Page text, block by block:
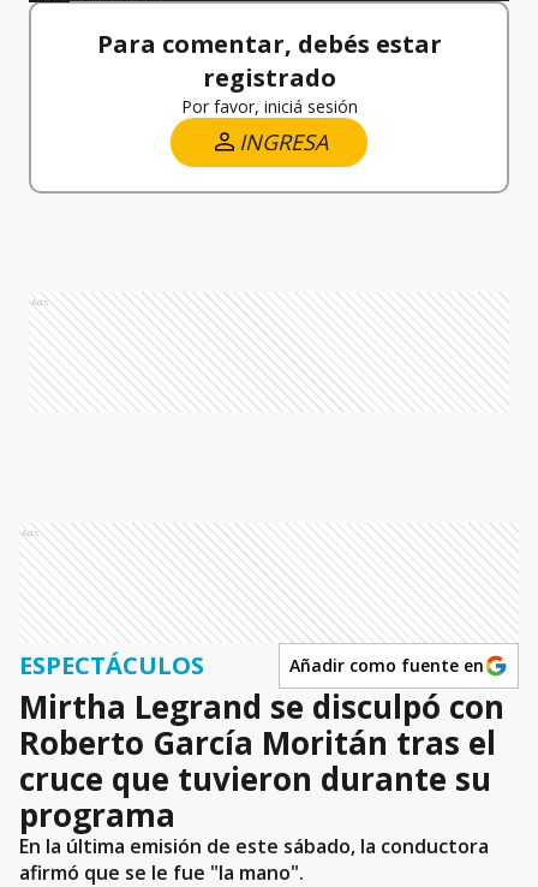
Para comentar, debés estar
registrado
Por favor, iniciá sesión
INGRESA
Ads
Ads
ESPECTÁCULOS Añadir como fuente en
Mirtha Legrand se disculpó con
Roberto García Moritán tras el
cruce que tuvieron durante su
programa
En la última emisión de este sábado, la conductora
afirmó que se le fue "la mano".